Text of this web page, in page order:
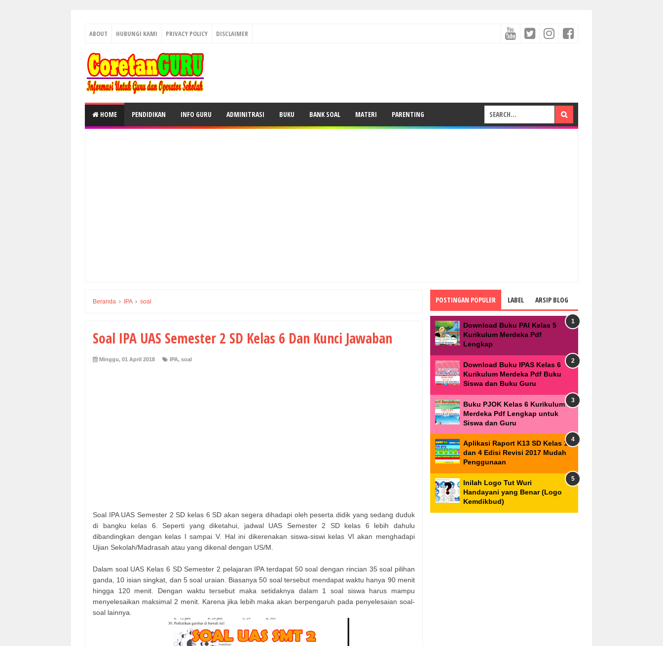
ABOUT HUBUNGI KAMI PRIVACY POLICY DISCLAIMER
HOME PENDIDIKAN INFO GURU ADMINITRASI BUKU BANK SOAL MATERI PARENTING
Beranda › IPA › soal
Soal IPA UAS Semester 2 SD Kelas 6 Dan Kunci Jawaban
Minggu, 01 April 2018 IPA, soal
Soal IPA UAS Semester 2 SD kelas 6 SD akan segera dihadapi oleh peserta didik yang sedang duduk
di bangku kelas 6. Seperti yang diketahui, jadwal UAS Semester 2 SD kelas 6 lebih dahulu
dibandingkan dengan kelas I sampai V. Hal ini dikerenakan siswa-siswi kelas VI akan menghadapi
Ujian Sekolah/Madrasah atau yang dikenal dengan US/M.
Dalam soal UAS Kelas 6 SD Semester 2 pelajaran IPA terdapat 50 soal dengan rincian 35 soal pilihan
ganda, 10 isian singkat, dan 5 soal uraian. Biasanya 50 soal tersebut mendapat waktu hanya 90 menit
hingga 120 menit. Dengan waktu tersebut maka setidaknya dalam 1 soal siswa harus mampu
menyelesaikan maksimal 2 menit. Karena jika lebih maka akan berpengaruh pada penyelesaian soal-
soal lainnya.
POSTINGAN POPULER LABEL ARSIP BLOG
Download Buku PAI Kelas 5
Kurikulum Merdeka Pdf
Lengkap
Download Buku IPAS Kelas 6
Kurikulum Merdeka Pdf Buku
Siswa dan Buku Guru
Buku PJOK Kelas 6 Kurikulum
Merdeka Pdf Lengkap untuk
Siswa dan Guru
Aplikasi Raport K13 SD Kelas 1
dan 4 Edisi Revisi 2017 Mudah
Penggunaan
Inilah Logo Tut Wuri
Handayani yang Benar (Logo
Kemdikbud)